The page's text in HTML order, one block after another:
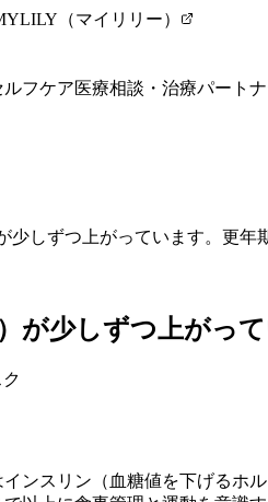
（マイリリー）
フケア医療相談・治療パート
少しずつ上がっています。更年
が少しずつ上がっ
インスリン（血糖値を下げるホ